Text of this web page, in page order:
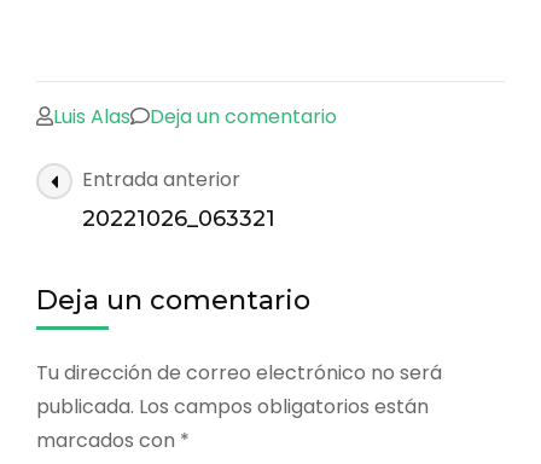
Luis Alas Deja un comentario
Navegación
de
entradas
Entrada anterior
20221026_063321
Deja un comentario
Tu dirección de correo electrónico no será
publicada. Los campos obligatorios están
marcados con *